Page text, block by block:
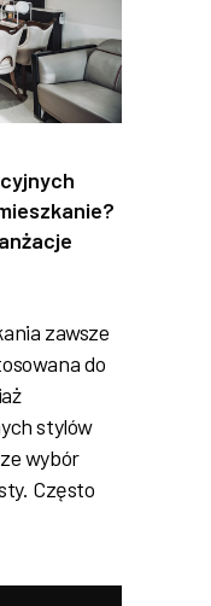
zawsze
do
stylów
wybór
Często